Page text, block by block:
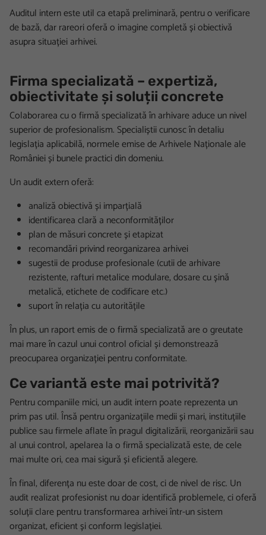
Auditul intern este util ca etapă preliminară, pentru o verificare
de bază, dar rareori oferă o imagine completă și obiectivă
asupra situației arhivei.
Firma specializată – expertiză,
obiectivitate și soluții concrete
Colaborarea cu o firmă specializată în arhivare aduce un nivel
superior de profesionalism. Specialiștii cunosc în detaliu
legislația aplicabilă, normele emise de Arhivele Naționale ale
României și bunele practici din domeniu.
Un audit extern oferă:
analiză obiectivă și imparțială
identificarea clară a neconformităților
plan de măsuri concrete și etapizat
recomandări privind reorganizarea arhivei
sugestii de produse profesionale (cutii de arhivare
rezistente, rafturi metalice modulare, dosare cu șină
metalică, etichete de codificare etc.)
suport în relația cu autoritățile
În plus, un raport emis de o firmă specializată are o greutate
mai mare în cazul unui control oficial și demonstrează
preocuparea organizației pentru conformitate.
Ce variantă este mai potrivită?
Pentru companiile mici, un audit intern poate reprezenta un
prim pas util. Însă pentru organizațiile medii și mari, instituțiile
publice sau firmele aflate în pragul digitalizării, reorganizării sau
al unui control, apelarea la o firmă specializată este, de cele
mai multe ori, cea mai sigură și eficientă alegere.
În final, diferența nu este doar de cost, ci de nivel de risc. Un
audit realizat profesionist nu doar identifică problemele, ci oferă
soluții clare pentru transformarea arhivei într-un sistem
organizat, eficient și conform legislației.